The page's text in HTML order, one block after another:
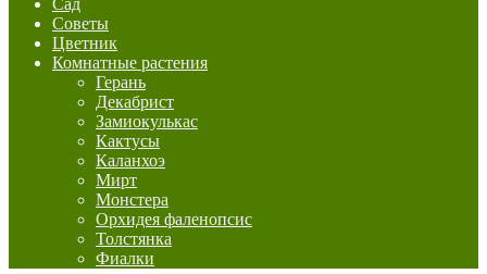
Сад
Советы
Цветник
Комнатные растения
Герань
Декабрист
Замиокулькас
Кактусы
Каланхоэ
Мирт
Монстера
Орхидея фаленопсис
Толстянка
Фиалки